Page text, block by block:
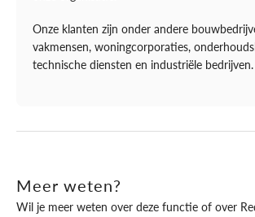
Onze klanten zijn onder andere
vakmensen, woningcorporaties,
technische diensten en industriële bedrijven.
Meer weten?
Wil je meer weten over deze functie of over